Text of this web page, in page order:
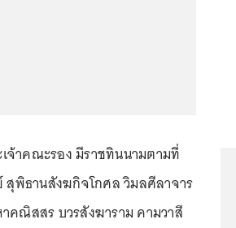
จ้าคณะรอง มีราชทินนามตามที่
พิธานสังฆกิจโกศล วิมลศีลาจาร
ณิสสร บวรสังฆาราม คามวาสี